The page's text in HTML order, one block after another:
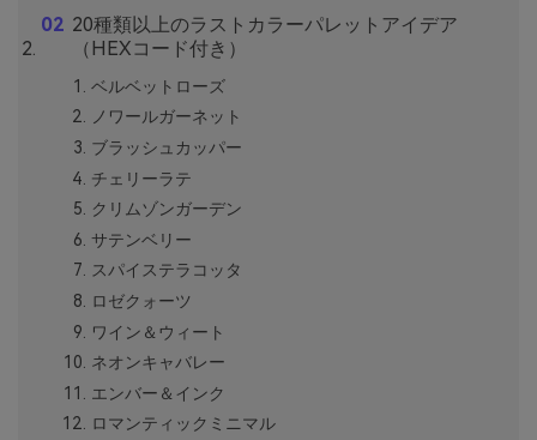
20種類以上のラストカラーパレットアイデア
（HEXコード付き）
ベルベットローズ
ノワールガーネット
ブラッシュカッパー
チェリーラテ
クリムゾンガーデン
サテンベリー
スパイステラコッタ
ロゼクォーツ
ワイン＆ウィート
ネオンキャバレー
エンバー＆インク
ロマンティックミニマル